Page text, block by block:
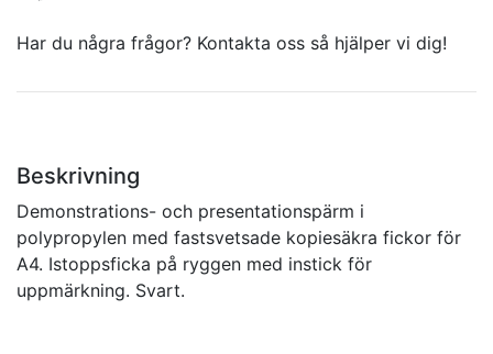
Har du några frågor? Kontakta oss så hjälper vi dig!
Beskrivning
Demonstrations- och presentationspärm i
polypropylen med fastsvetsade kopiesäkra fickor för
A4. Istoppsficka på ryggen med instick för
uppmärkning. Svart.